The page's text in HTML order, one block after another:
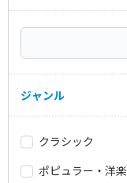
ジャンル
クラシック
ポピュラー・洋楽